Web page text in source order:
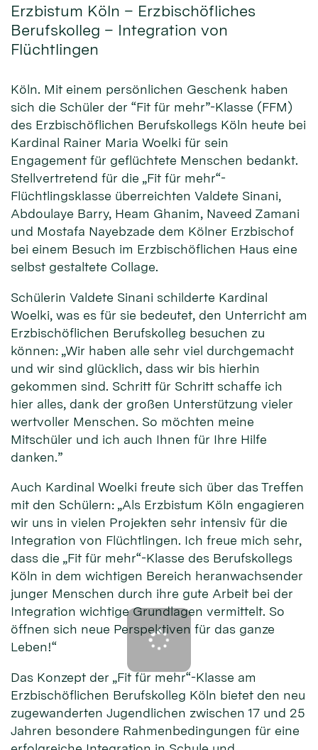
Erzbistum Köln – Erzbischöfliches
Berufskolleg – Integration von
Flüchtlingen
Köln. Mit einem persönlichen Geschenk haben
sich die Schüler der “Fit für mehr”-Klasse (FFM)
des Erzbischöflichen Berufskollegs Köln heute bei
Kardinal Rainer Maria Woelki für sein
Engagement für geflüchtete Menschen bedankt.
Stellvertretend für die „Fit für mehr“-
Flüchtlingsklasse überreichten Valdete Sinani,
Abdoulaye Barry, Heam Ghanim, Naveed Zamani
und Mostafa Nayebzade dem Kölner Erzbischof
bei einem Besuch im Erzbischöflichen Haus eine
selbst gestaltete Collage.
Schülerin Valdete Sinani schilderte Kardinal
Woelki, was es für sie bedeutet, den Unterricht am
Erzbischöflichen Berufskolleg besuchen zu
können: „Wir haben alle sehr viel durchgemacht
und wir sind glücklich, dass wir bis hierhin
gekommen sind. Schritt für Schritt schaffe ich
hier alles, dank der großen Unterstützung vieler
wertvoller Menschen. So möchten meine
Mitschüler und ich auch Ihnen für Ihre Hilfe
danken.”
Auch Kardinal Woelki freute sich über das Treffen
mit den Schülern: „Als Erzbistum Köln engagieren
wir uns in vielen Projekten sehr intensiv für die
Integration von Flüchtlingen. Ich freue mich sehr,
dass die „Fit für mehr“-Klasse des Berufskollegs
Köln in dem wichtigen Bereich heranwachsender
junger Menschen durch ihre gute Arbeit bei der
Integration wichtige Grundlagen vermittelt. So
öffnen sich neue Perspektiven für das ganze
Leben!“
Das Konzept der „Fit für mehr“-Klasse am
Erzbischöflichen Berufskolleg Köln bietet den neu
zugewanderten Jugendlichen zwischen 17 und 25
Jahren besondere Rahmenbedingungen für eine